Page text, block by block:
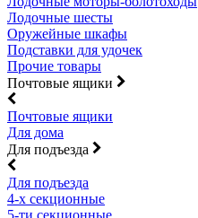
Лодочные шесты
Оружейные шкафы
Подставки для удочек
Прочие товары
Почтовые ящики
Почтовые ящики
Для дома
Для подъезда
Для подъезда
4-х секционные
5-ти секционные